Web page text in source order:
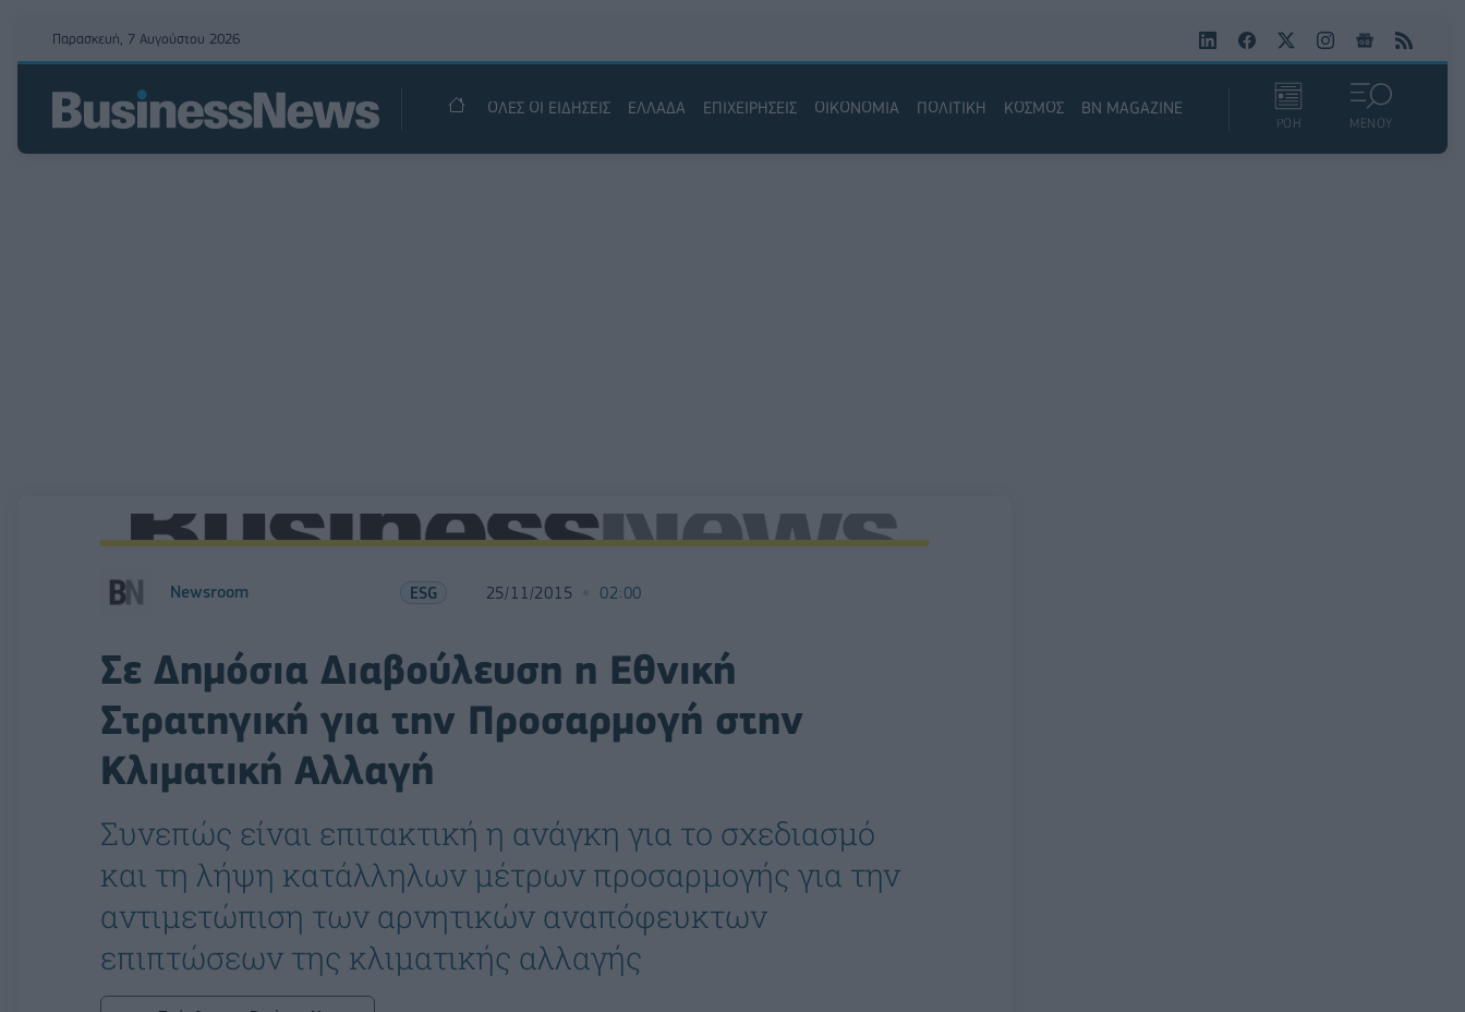
Παρασκευή, 7 Αυγούστου 2026
ΟΛΕΣ ΟΙ ΕΙΔΗΣΕΙΣ ΕΛΛΑΔΑ ΕΠΙΧΕΙΡΗΣΕΙΣ ΟΙΚΟΝΟΜΙΑ ΠΟΛΙΤΙΚΗ ΚΟΣΜΟΣ BN MAGAZINE
ΡΟΗ ΜΕΝΟΥ
Newsroom ESG 25/11/2015 02:00
Σε Δημόσια Διαβούλευση η Εθνική
Στρατηγική για την Προσαρμογή στην
Κλιματική Αλλαγή
Συνεπώς είναι επιτακτική η ανάγκη για το σχεδιασμό
και τη λήψη κατάλληλων μέτρων προσαρμογής για την
αντιμετώπιση των αρνητικών αναπόφευκτων
επιπτώσεων της κλιματικής αλλαγής